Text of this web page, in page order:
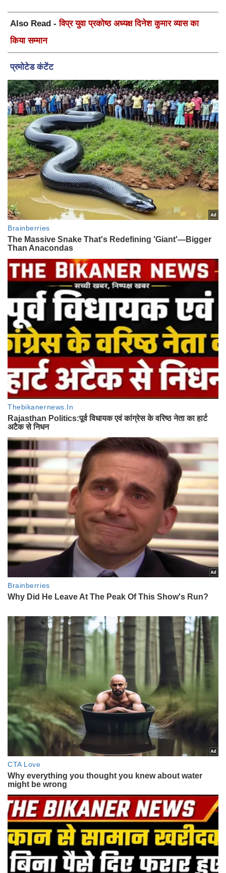
Also Read -विप्र युवा प्रकोष्ठ अध्यक्ष दिनेश कुमार व्यास का
किया सम्मान